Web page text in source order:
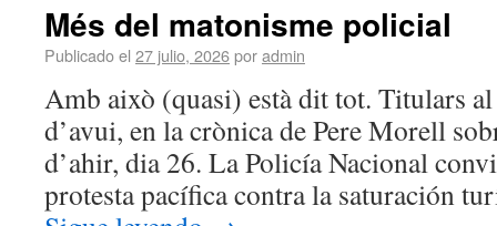
Més del matonisme policial
Publicado el 27 julio, 2026poradmin
Amb això (quasi) està dit tot. Titulars
d’avui, en la crònica de Pere Morell
d’ahir, dia 26. La Policía Nacional
protesta pacífica contra la saturación